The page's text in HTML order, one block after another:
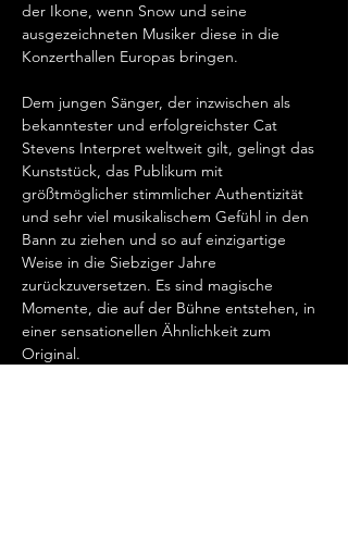
der Ikone, wenn Snow und seine
ausgezeichneten Musiker diese in die
Konzerthallen Europas bringen.
Dem jungen Sänger, der inzwischen als
bekanntester und erfolgreichster Cat
Stevens Interpret weltweit gilt, gelingt das
Kunststück, das Publikum mit
größtmöglicher stimmlicher Authentizität
und sehr viel musikalischem Gefühl in den
Bann zu ziehen und so auf einzigartige
Weise in die Siebziger Jahre
zurückzuversetzen. Es sind magische
Momente, die auf der Bühne entstehen, in
einer sensationellen Ähnlichkeit zum
Original.